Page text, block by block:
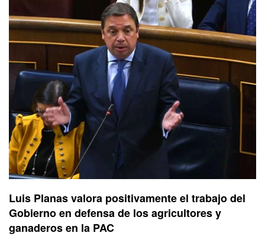
Luis Planas valora positivamente el trabajo del
Gobierno en defensa de los agricultores y
ganaderos en la PAC